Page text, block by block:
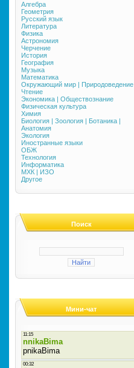
Алгебра
Геометрия
Русский язык
Литература
Физика
Астрономия
Черчение
История
География
Музыка
Математика
Окружающий мир | Природоведение
Чтение
Экономика | Обществознание
Физическая культура
Химия
Биология | Зоология | Ботаника |
Анатомия
Экология
Иностранные языки
ОБЖ
Технология
Информатика
МХК | ИЗО
Другое
Поиск
Мини-чат